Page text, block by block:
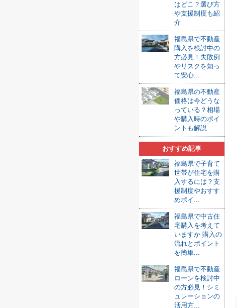
はどこ？選び方
や支援制度も紹
介
福島県で不動産
購入を検討中の
方必見！失敗例
やリスクを知っ
て安心...
福島県の不動産
価格は今どうな
っている？相場
や購入時のポイ
ントも解説
おすすめ記事
福島県で子育て
世帯が住宅を購
入するには？支
援制度やおすす
めポイ...
福島県で中古住
宅購入を考えて
いますか 購入の
流れとポイント
を簡単...
福島県で不動産
ローンを検討中
の方必見！シミ
ュレーションの
活用方...